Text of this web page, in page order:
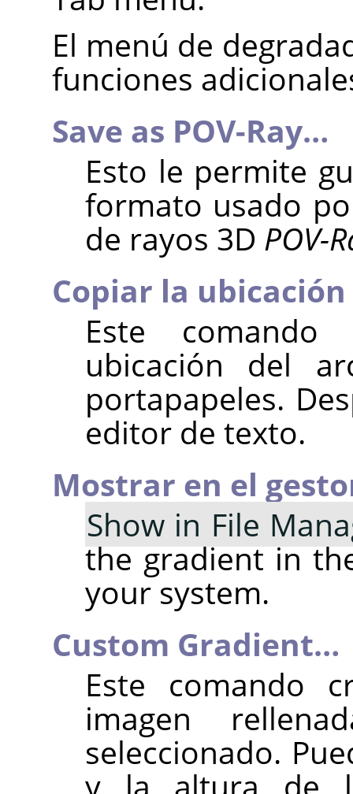
El menú de
funciones
Save as POV-Ray…
Esto le permite
formato usado
de rayos 3D POV-
Copiar la
Este
ubicación del
portapapeles.
editor de texto.
Mostrar en el
Show in File
the gradient in
your system.
Custom Gradient…
Este comando
imagen
seleccionado.